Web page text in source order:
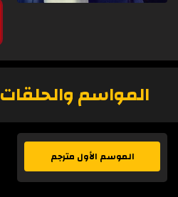
المواسم والحلقات
الموسم الأول مترجم